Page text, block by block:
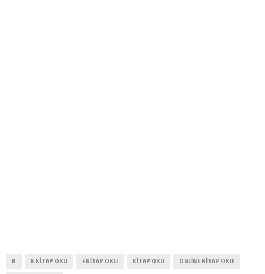
B E KITAP OKU EKITAP OKU KITAP OKU ONLINE KITAP OKU